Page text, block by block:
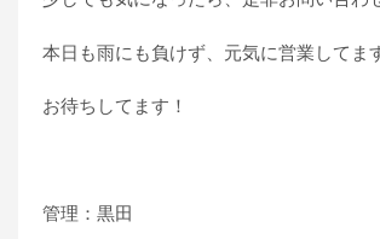
本日も雨にも負けず、元気に営業してま
お待ちしてます！
管理：黒田